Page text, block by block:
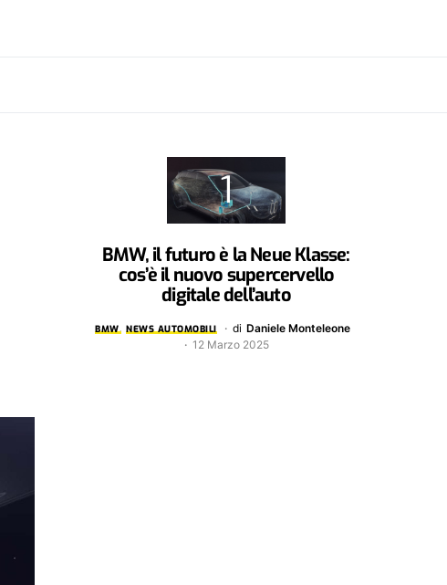
BMW, il futuro è la Neue Klasse:
cos’è il nuovo supercervello
digitale dell’auto
BMW NEWS AUTOMOBILI di Daniele Monteleone
12 Marzo 2025